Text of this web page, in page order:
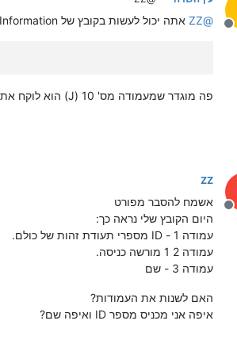
מנותק
@
ZZ אתה יכול לעשות בקובץ של ListAllInformation עמודות של תז כמספר אישי, ולהגדיר בשלוחה מאיזה עמודה יקח את הקוד האישי בקוד הזה:
פה מוגדר שמעמודה מס' 10 (J) הוא לוקח את הID
מנותק
ZZ
אשמח להסבר מפורט
היום הקובץ שלי נראה כך:
עמודה 1 - ID מספרי תעודת זהות של כולם.
עמודה 2 1 מורשה כניסה.
עמודה 3 - שם
האם לשנות את העמודות?
איפה אני מכניס מספר ID ואיפה שם?